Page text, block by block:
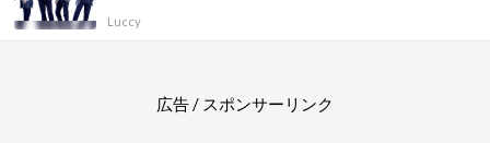
Luccy
広告 / スポンサーリンク